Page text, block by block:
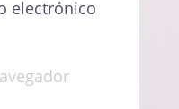
electrónico